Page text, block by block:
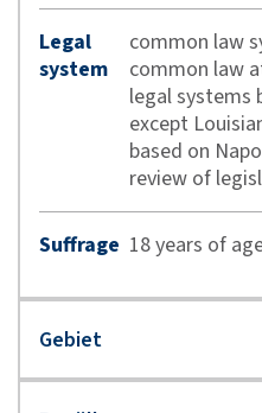
Legal
system
common law
common law
legal systems
except
based on
review of
Suffrage 18 years of